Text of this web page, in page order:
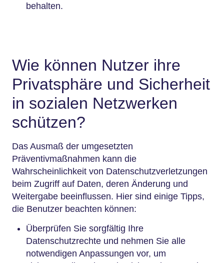
behalten.
Wie können Nutzer ihre
Privatsphäre und Sicherheit
in sozialen Netzwerken
schützen?
Das Ausmaß der umgesetzten
Präventivmaßnahmen kann die
Wahrscheinlichkeit von Datenschutzverletzungen
beim Zugriff auf Daten, deren Änderung und
Weitergabe beeinflussen. Hier sind einige Tipps,
die Benutzer beachten können:
Überprüfen Sie sorgfältig Ihre
Datenschutzrechte und nehmen Sie alle
notwendigen Anpassungen vor, um